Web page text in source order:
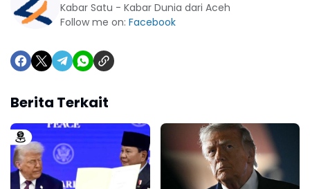
Kabar Satu - Kabar Dunia dari Aceh
Follow me on: Facebook
Berita Terkait